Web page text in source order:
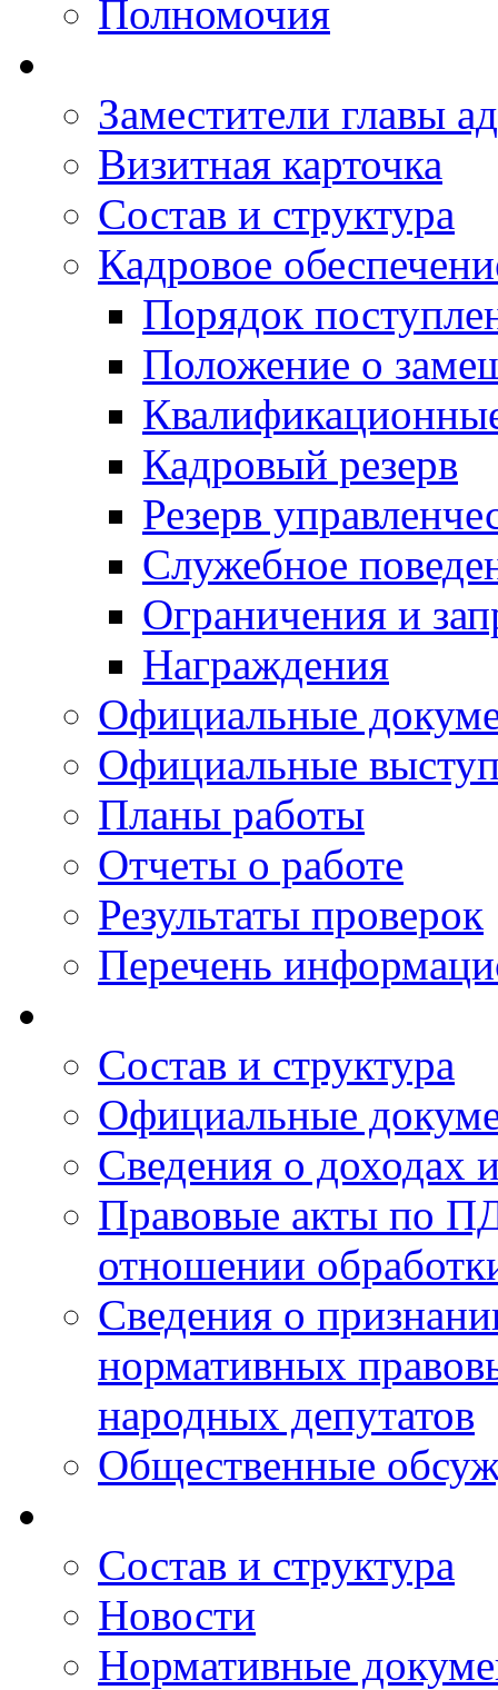
Полномочия
Заместители главы
Визитная карточка
Состав и структура
Кадровое
Порядок
Положение о
Кадровый резерв
Резерв
Служебное
Ограничения и
Награждения
Официальные
Официальные
Планы работы
Отчеты о работе
Результаты проверок
Перечень
Состав и структура
Официальные
Сведения о доходах
Правовые акты по
отношении
Сведения о
нормативных
народных депутатов
Общественные
Состав и структура
Новости
Нормативные